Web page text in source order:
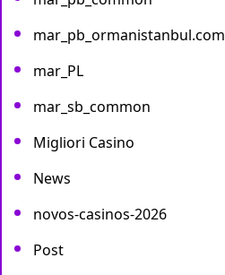
mar_pb_ormanistanbul.com
mar_PL
mar_sb_common
Migliori Casino
News
novos-casinos-2026
Post